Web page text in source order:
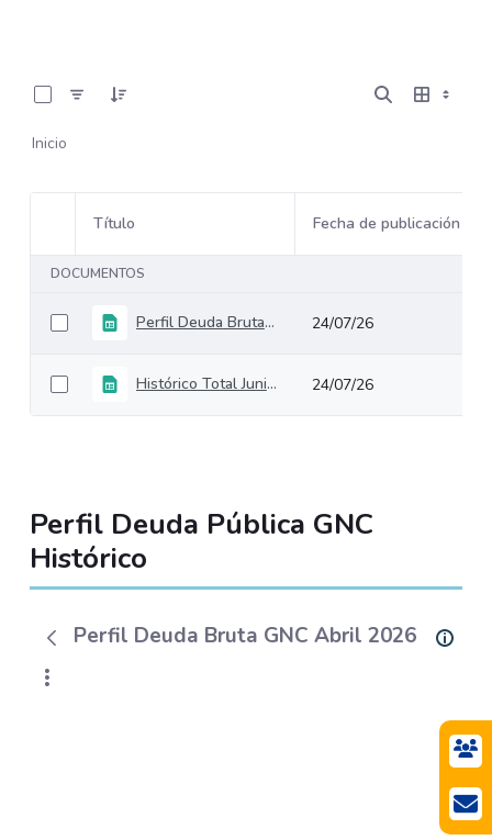
Inicio
Selección del elemento
Título Fecha de publicación
DOCUMENTOS
Perfil Deuda Bruta GNC Junio 2026_ 24/07/26
Histórico Total Junio2026 24/07/26
Perfil Deuda Pública GNC
Histórico
Perfil Deuda Bruta GNC Abril 2026